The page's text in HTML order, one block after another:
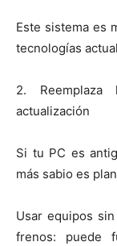
Este sistema es
tecnologías
2.
actualización
Si tu PC es
más sabio es
Usar equipos
frenos: puede